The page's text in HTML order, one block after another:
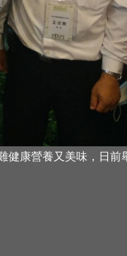
康營養又美味，日前